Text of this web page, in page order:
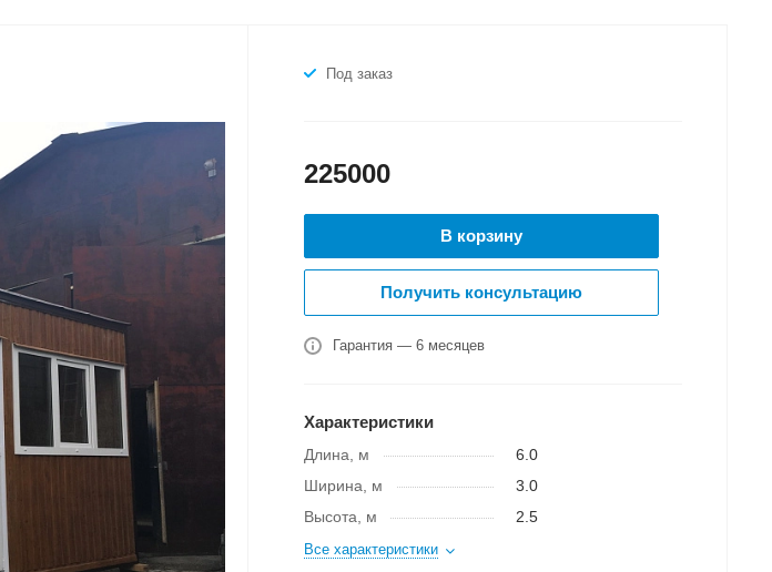
Под заказ
225000
В корзину
Получить консультацию
Гарантия — 6 месяцев
Характеристики
Длина, м
6.0
Ширина, м
3.0
Высота, м
2.5
Все характеристики